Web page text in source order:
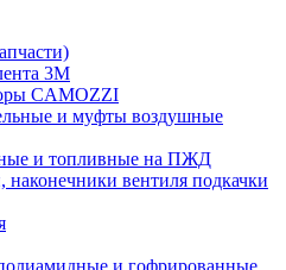
3М
CAMOZZI
и муфты воздушные
и топливные на ПЖД
вентиля подкачки
и гофрированные